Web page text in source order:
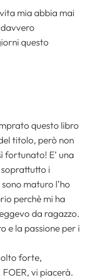
mia abbia mai
questo
questo libro
titolo, però non
fortunato! E’ una
i
maturo l’ho
perchè mi ha
da ragazzo.
e la passione per i
forte,
vi piacerà.